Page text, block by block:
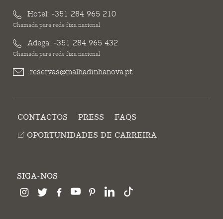
Hotel: +351 284 965 210
Chamada para rede fixa nacional
Adega: +351 284 965 432
Chamada para rede fixa nacional
reservas@malhadinhanova.pt
CONTACTOS PRESS
FAQS
OPORTUNIDADES DE CARREIRA
SIGA-NOS